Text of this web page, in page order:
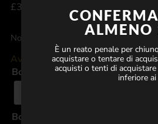
£38.00
Non ancora disponibile nel tuo paese
Avvisa quando è disponibile nel
Bottiglia 1*
Bottiglia 2
ALMENO
È un reato penale per
acquistare o tentare di
acquisti o tenti di
inferiore